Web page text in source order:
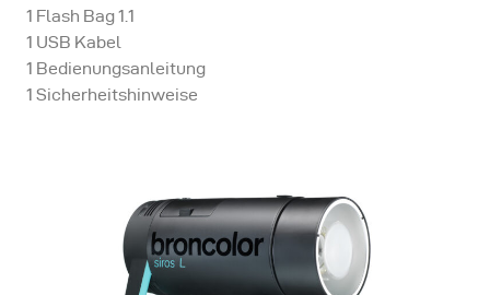
1 Flash Bag 1.1
1 USB Kabel
1 Bedienungsanleitung
1 Sicherheitshinweise